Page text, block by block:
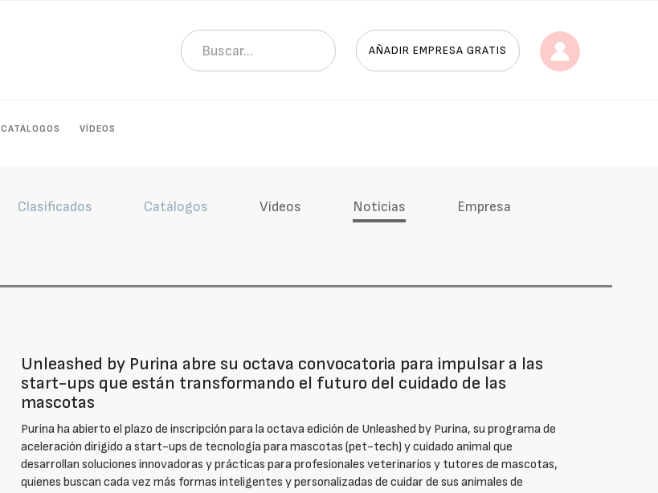
AÑADIR EMPRESA GRATIS
CATÁLOGOS VÍDEOS
Clasificados Catálogos Vídeos Noticias Empresa
Unleashed by Purina abre su octava convocatoria para impulsar a las
start-ups que están transformando el futuro del cuidado de las
mascotas
Purina ha abierto el plazo de inscripción para la octava edición de Unleashed by Purina, su programa de
aceleración dirigido a start-ups de tecnología para mascotas (pet-tech) y cuidado animal que
desarrollan soluciones innovadoras y prácticas para profesionales veterinarios y tutores de mascotas,
quienes buscan cada vez más formas inteligentes y personalizadas de cuidar de sus animales de